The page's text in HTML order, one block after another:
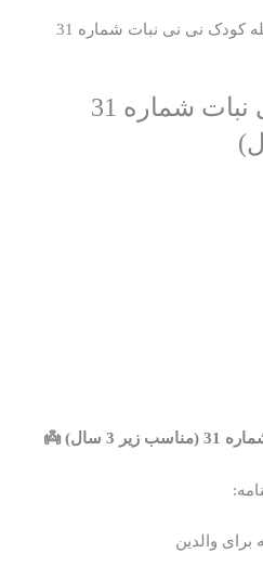
/ مجله کودک نی نی نبات شماره 31
مجله کودک نی نی نبات شماره 31
سال) 👼
برای والدین